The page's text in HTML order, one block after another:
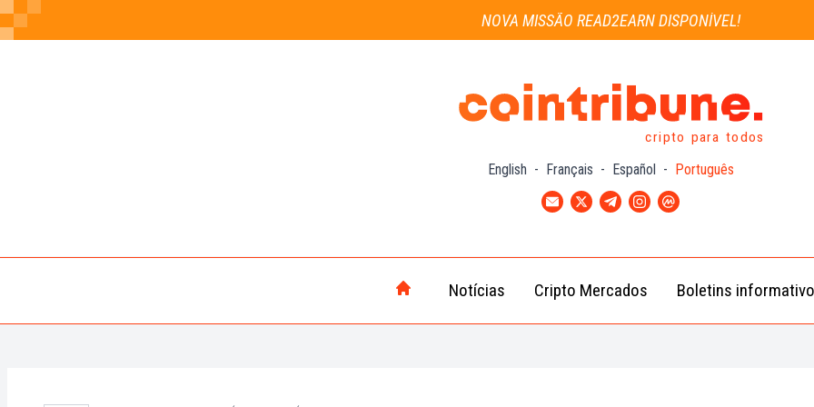
NOVA MISSÃO READ2EARN DISPONÍVEL!
cripto para todos
English - Français - Español - Português
Notícias
Notícias
Cripto
Cripto Mercados
(BTC)
Boletins